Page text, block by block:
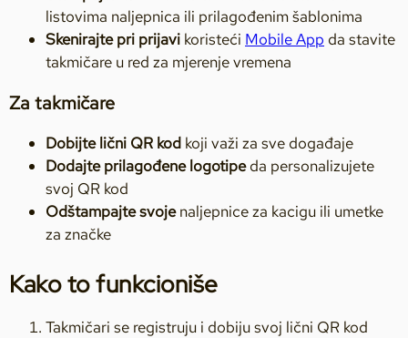
listovima naljepnica ili prilagođenim šablonima
Skenirajte pri prijavi koristeći Mobile App da stavite
takmičare u red za mjerenje vremena
Za takmičare
Dobijte lični QR kod koji važi za sve događaje
Dodajte prilagođene logotipeda personalizujete
svoj QR kod
Odštampajte svojenaljepnice za kacigu ili umetke
za značke
Kako to funkcioniše
Takmičari se registruju i dobiju svoj lični QR kod